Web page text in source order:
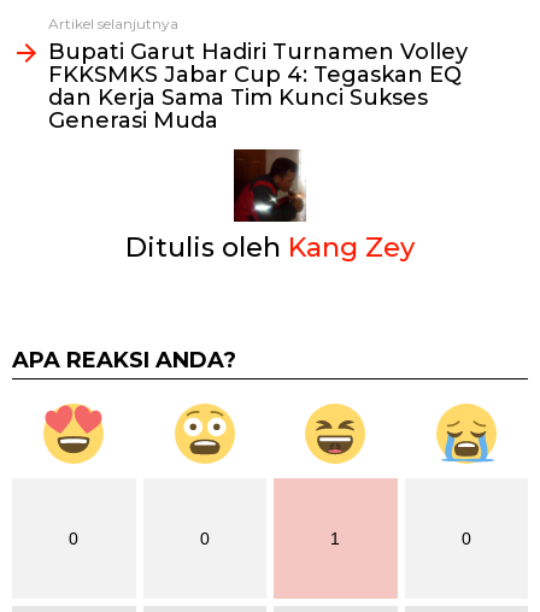
Artikel selanjutnya
Bupati Garut Hadiri Turnamen Volley
FKKSMKS Jabar Cup 4: Tegaskan EQ
dan Kerja Sama Tim Kunci Sukses
Generasi Muda
Ditulis oleh Kang Zey
APA REAKSI ANDA?
0 0 1 0